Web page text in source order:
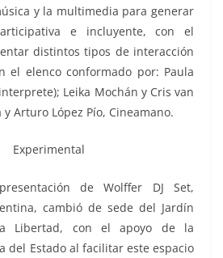
y la multimedia para generar
e incluyente, con el
distintos tipos de interacción
el elenco conformado por: Paula
Leika Mochán y Cris van
Arturo López Pío, Cineamano.
de Wolffer DJ Set,
cambió de sede del Jardín
Libertad, con el apoyo de la
del Estado al facilitar este espacio